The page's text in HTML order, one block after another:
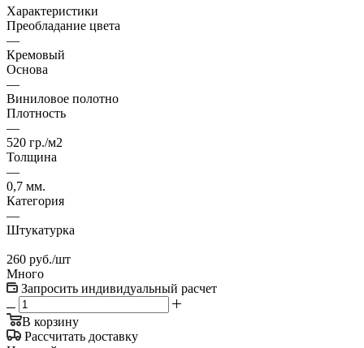
Характеристики
Преобладание цвета
—
Кремовый
Основа
—
Виниловое полотно
Плотность
—
520 гр./м2
Толщина
—
0,7 мм.
Категория
—
Штукатурка
260 руб./шт
Много
Запросить индивидуальный расчет
В корзину
Рассчитать доставку